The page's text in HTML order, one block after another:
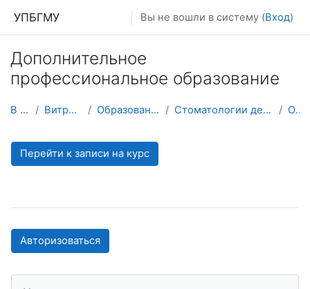
УПБГМУ Вы не вошли в систему (Вход)
Дополнительное
профессиональное образование
В начало Витрина курсов 3KL Образование 2025-2026 уч.год Стоматологии детского возраста и ортодонтии О курсе
Перейти к записи на курс
Авторизоваться